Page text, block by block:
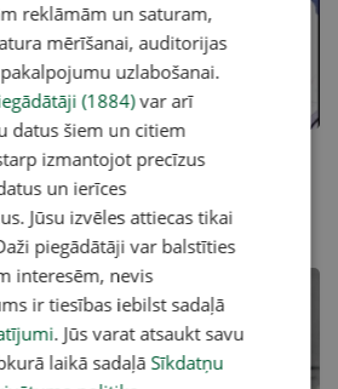
brīdis sporta vēsturē?
F-1 tituls un 1994.
reklāmām un saturam,
mērīšanai, auditorijas
uzlabošanai.
(1884)var arī
datus šiem un citiem
izmantojot precīzus
un ierīces
Jūsu izvēles attiecas tikai
piegādātāji var balstīties
interesēm, nevis
ir tiesības iebilst sadaļā
. Jūs varat atsaukt savu
laikā sadaļā Sīkdatņu